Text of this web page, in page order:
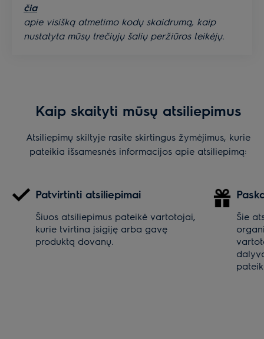
čia
apie visišką atmetimo kodų skaidrumą, kaip
nustatyta mūsų trečiųjų šalių peržiūros teikėjų.
Kaip skaityti mūsų atsiliepimus
Atsiliepimų skiltyje rasite skirtingus žymėjimus, kurie
pateikia išsamesnės informacijos apie atsiliepimą:
Patvirtinti atsiliepimai
Šiuos atsiliepimus pateikė vartotojai,
kurie tvirtina įsigiję arba gavę
produktą dovanų.
Šie